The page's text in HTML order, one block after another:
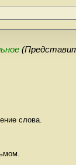
слова.